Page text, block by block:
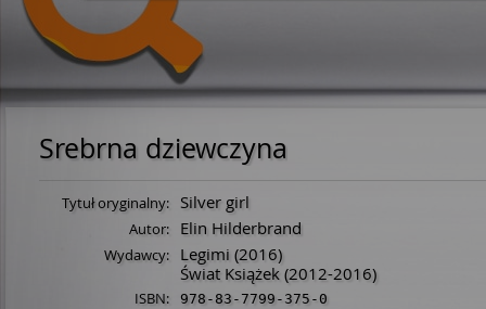
Wyszukaj w serwisie
Srebrna dziewczyna
Tytuł oryginalny: Silver girl
Autor: Elin Hilderbrand
Wydawcy: Legimi (2016)
Świat Książek (2012-2016)
ISBN: 978-83-7799-375-0